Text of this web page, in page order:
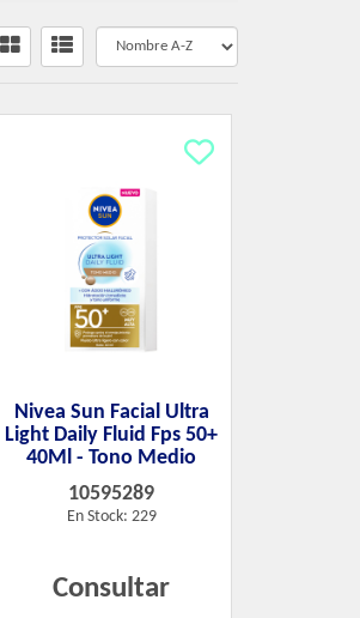
Nivea Sun Facial Ultra
Light Daily Fluid Fps 50+
40Ml - Tono Medio
10595289
En Stock: 229
Consultar